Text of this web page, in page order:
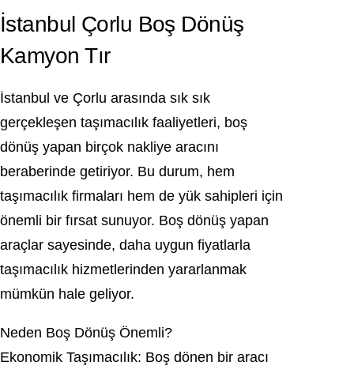
İstanbul Çorlu Boş Dönüş
Kamyon Tır
İstanbul ve Çorlu arasında sık sık
gerçekleşen taşımacılık faaliyetleri, boş
dönüş yapan birçok nakliye aracını
beraberinde getiriyor. Bu durum, hem
taşımacılık firmaları hem de yük sahipleri için
önemli bir fırsat sunuyor. Boş dönüş yapan
araçlar sayesinde, daha uygun fiyatlarla
taşımacılık hizmetlerinden yararlanmak
mümkün hale geliyor.
Neden Boş Dönüş Önemli?
Ekonomik Taşımacılık: Boş dönen bir aracı